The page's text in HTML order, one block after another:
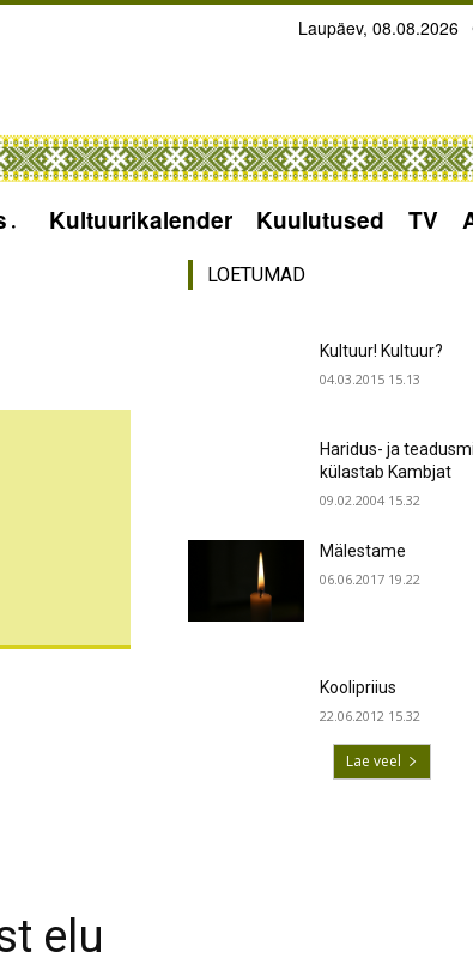
Laupäev, 08.08.2026
Kultuurikalender Kuulutused TV
LOETUMAD
Kultuur! Kultuur?
04.03.2015 15.13
Haridus- ja
külastab Kambjat
09.02.2004 15.32
Mälestame
06.06.2017 19.22
Koolipriius
22.06.2012 15.32
Lae veel
elu